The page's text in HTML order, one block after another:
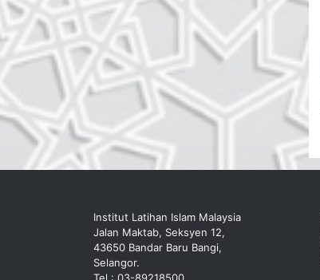
Institut Latihan Islam Malaysia
Jalan Maktab, Seksyen 12,
43650 Bandar Baru Bangi,
Selangor.